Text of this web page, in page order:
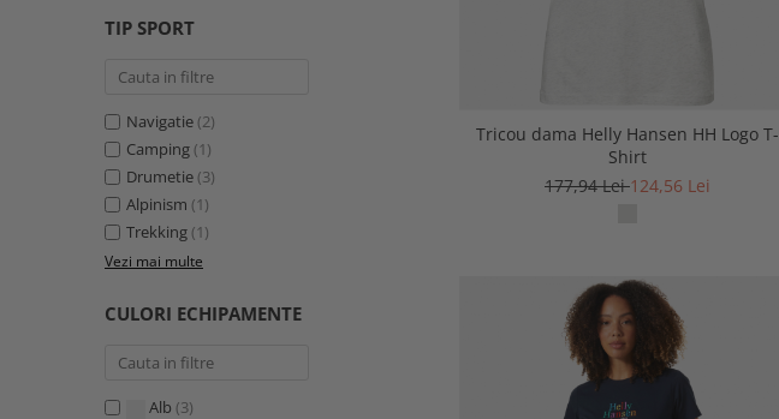
TIP SPORT
Navigatie (2)
Camping (1)
Drumetie (3)
Alpinism (1)
Trekking (1)
Vezi mai multe
CULORI ECHIPAMENTE
Alb (3)
Tricou dama Helly Hansen HH Logo T-
Shirt
177,94 Lei124,56 Lei